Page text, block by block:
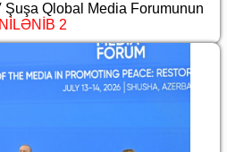
Qlobal Media Forumunun
2